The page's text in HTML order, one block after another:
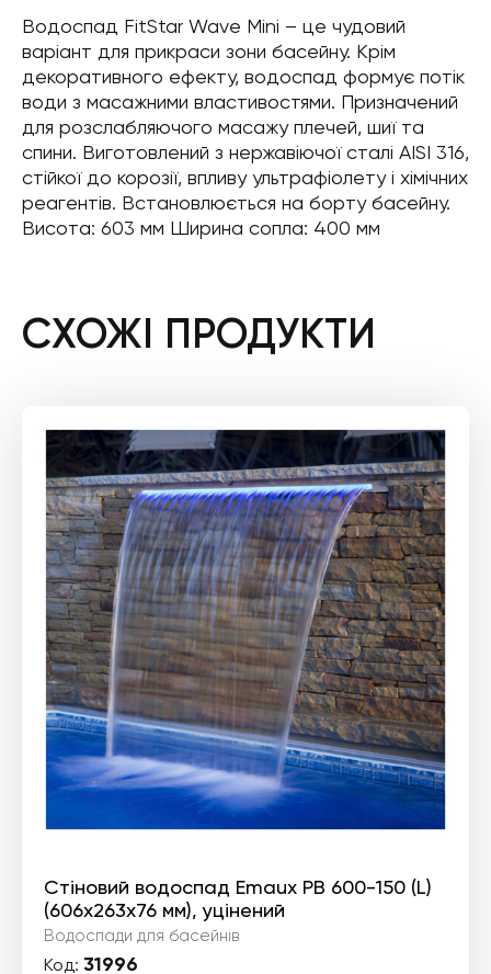
Водоспад FitStar Wave Mini – це чудовий
варіант для прикраси зони басейну. Крім
декоративного ефекту, водоспад формує потік
води з масажними властивостями. Призначений
для розслабляючого масажу плечей, шиї та
спини. Виготовлений з нержавіючої сталі AISI 316,
стійкої до корозії, впливу ультрафіолету і хімічних
реагентів. Встановлюється на борту басейну.
Висота: 603 мм Ширина сопла: 400 мм
СХОЖІ ПРОДУКТИ
Стіновий водоспад Emaux PB 600-150 (L)
(606х263х76 мм), уцінений
Водоспади для басейнів
Код: 31996